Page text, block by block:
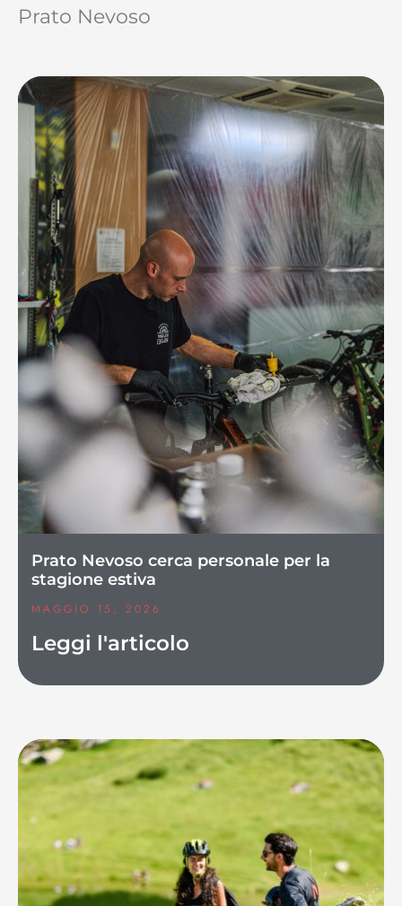
Prato Nevoso
Prato Nevoso cerca personale per la
stagione estiva
MAGGIO 15, 2026
Leggi l'articolo